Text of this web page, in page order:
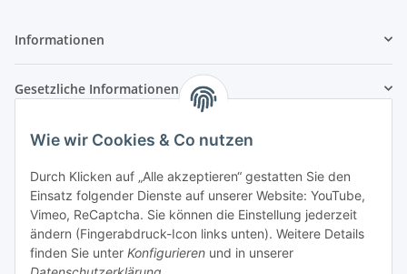
Wie wir Cookies & Co nutzen
Durch Klicken auf „Alle akzeptieren“ gestatten Sie den
Einsatz folgender Dienste auf unserer Website: YouTube,
Vimeo, ReCaptcha. Sie können die Einstellung jederzeit
ändern (Fingerabdruck-Icon links unten). Weitere Details
finden Sie unter Konfigurieren und in unserer
Informationen
Gesetzliche Informationen
Zahlungsarten
Versandarten